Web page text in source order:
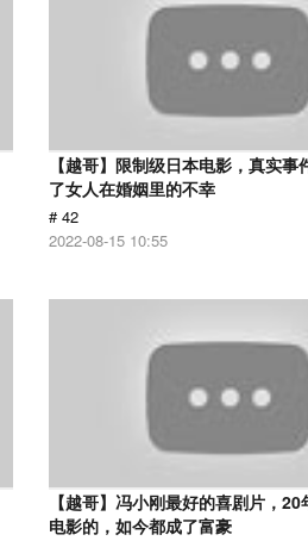
【越哥】限制级日本电影，真实事
了女人在婚姻里的不幸
# 42
2022-08-15 10:55
【越哥】冯小刚最好的喜剧片，
电影的，如今都成了富豪